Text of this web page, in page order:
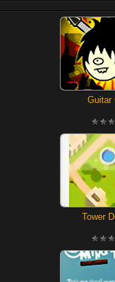
Guitar
Tower